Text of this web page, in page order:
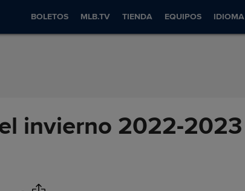
BOLETOS MLB.TV TIENDA EQUIPOS IDIOMA
invierno 2022-2023